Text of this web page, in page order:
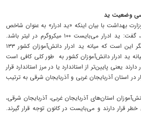
وضعیت ید
بهداشت با بیان اینکه «ید ادرار» به عنوان شاخص
کفایت ید درنظر گرفته می‌شود، گفت: ید ادرار می‌بایست ۱۰۰ میکروگرم در لیتر باشد.
نتایج ششمین پایش ادرار بیانگر این است که میانه ید ادرار دانش‌آموزان کشور ۱۳۳
ید ادرار دانش‌آموزان کشور به طور کلی کافی است
یعنی پایین‌تر از استاندارد یا در مرز استاندارد قرار
در استان آذربایجان غربی و آذربایجان شرقی به ترتیب
استان‌های آذربایجان غربی، آذربایجان شرقی،
قرار دارند و می‌بایست در کانون توجه قرار گیرند.